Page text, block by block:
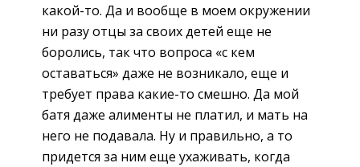
какой-то. Да и вообще в моем окружении
ни разу отцы за своих детей еще не
боролись, так что вопроса «с кем
оставаться» даже не возникало, еще и
требует права какие-то смешно. Да мой
батя даже алименты не платил, и мать на
него не подавала. Ну и правильно, а то
придется за ним еще ухаживать, когда